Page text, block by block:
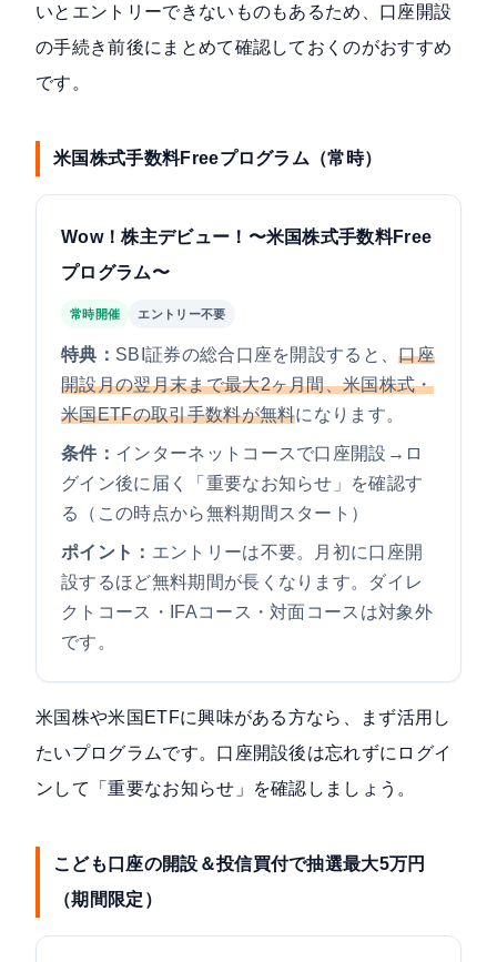
いとエントリーできないものもあるため、口座開設
の手続き前後にまとめて確認しておくのがおすすめ
です。
米国株式手数料Freeプログラム（常時）
Wow！株主デビュー！〜米国株式手数料Free
プログラム〜
常時開催 エントリー不要
特典： SBI証券の総合口座を開設すると、口座
開設月の翌月末まで最大2ヶ月間、米国株式・
米国ETFの取引手数料が無料になります。
条件： インターネットコースで口座開設→ロ
グイン後に届く「重要なお知らせ」を確認す
る（この時点から無料期間スタート）
ポイント： エントリーは不要。月初に口座開
設するほど無料期間が長くなります。ダイレ
クトコース・IFAコース・対面コースは対象外
です。
米国株や米国ETFに興味がある方なら、まず活用し
たいプログラムです。口座開設後は忘れずにログイ
ンして「重要なお知らせ」を確認しましょう。
こども口座の開設＆投信買付で抽選最大5万円
（期間限定）